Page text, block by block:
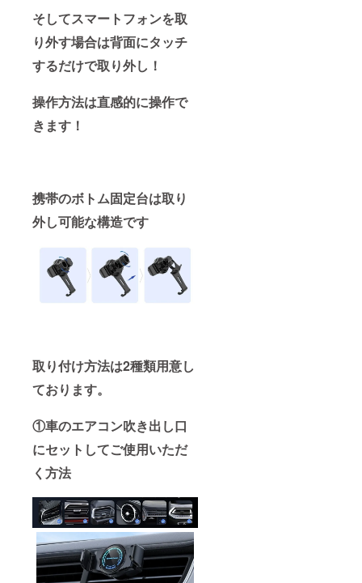
そしてスマートフォンを取
り外す場合は背面にタッチ
するだけで取り外し！
操作方法は直感的に操作で
きます！
携帯のボトム固定台は取り
外し可能な構造です
取り付け方法は2種類用意し
ております。
①車のエアコン吹き出し口
にセットしてご使用いただ
く方法